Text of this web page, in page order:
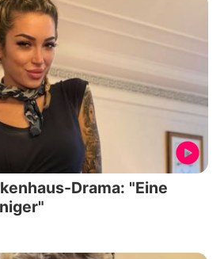
Drama: "Eine